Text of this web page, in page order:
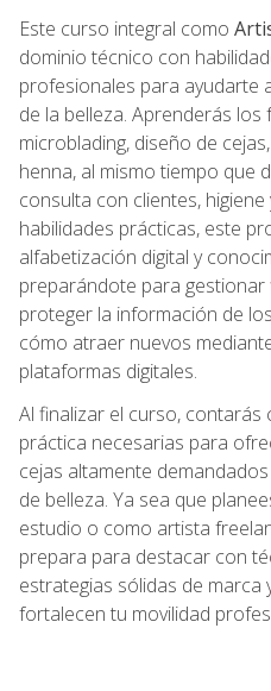
Este curso integral como
dominio técnico con
profesionales para ayudarte
de la belleza. Aprenderás los
microblading, diseño de
henna, al mismo tiempo que
consulta con clientes,
habilidades prácticas, este
alfabetización digital y
preparándote para
proteger la información de
cómo atraer nuevos
plataformas digitales.
Al finalizar el curso, contarás
práctica necesarias para
cejas altamente
de belleza. Ya sea que
estudio o como artista
prepara para destacar con
estrategias sólidas de marca
fortalecen tu movilidad